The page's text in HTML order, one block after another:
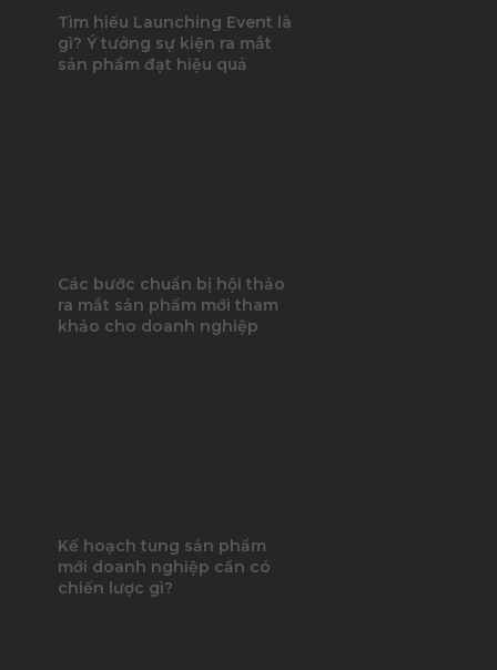
Tìm hiểu Launching Event là
gì? Ý tưởng sự kiện ra mắt
sản phẩm đạt hiệu quả
Các bước chuẩn bị hội thảo
ra mắt sản phẩm mới tham
khảo cho doanh nghiệp
Kế hoạch tung sản phẩm
mới doanh nghiệp cần có
chiến lược gì?